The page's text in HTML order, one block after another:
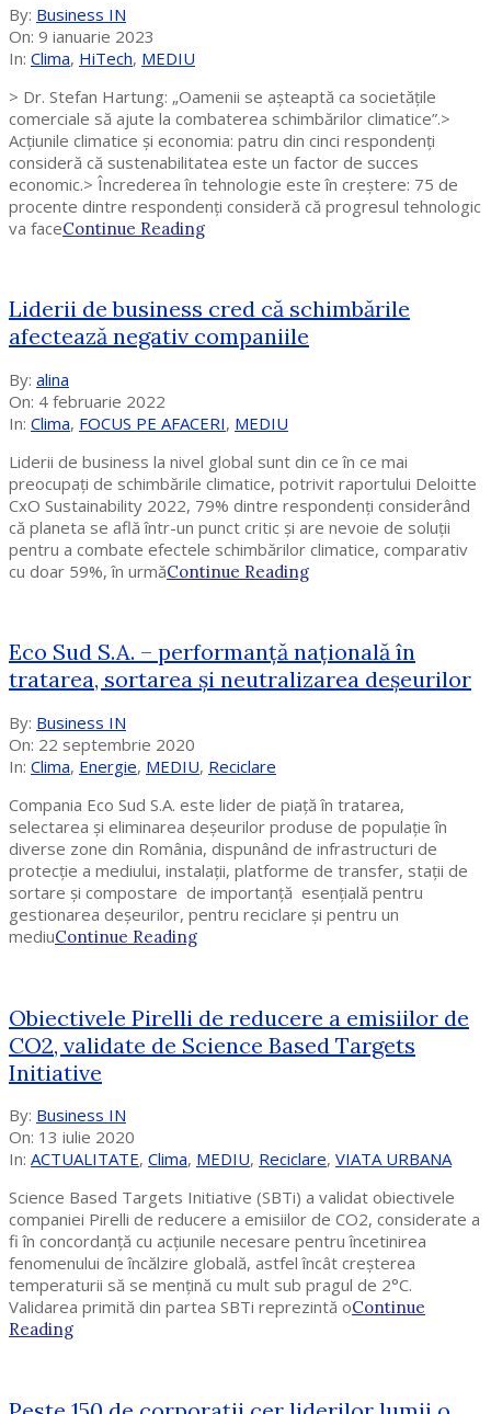
2023-
01-
09
By: Business IN
On: 9 ianuarie 2023
In: Clima, HiTech, MEDIU
> Dr. Stefan Hartung: „Oamenii se așteaptă ca societățile
comerciale să ajute la combaterea schimbărilor climatice”.>
Acțiunile climatice și economia: patru din cinci respondenți
consideră că sustenabilitatea este un factor de succes
economic.> Încrederea în tehnologie este în creștere: 75 de
procente dintre respondenți consideră că progresul tehnologic
va faceContinue Reading
Liderii de business cred că schimbările
afectează negativ companiile
2022-
02-
04
By: alina
On: 4 februarie 2022
In: Clima, FOCUS PE AFACERI, MEDIU
Liderii de business la nivel global sunt din ce în ce mai
preocupați de schimbările climatice, potrivit raportului Deloitte
CxO Sustainability 2022, 79% dintre respondenți considerând
că planeta se află într-un punct critic și are nevoie de soluții
pentru a combate efectele schimbărilor climatice, comparativ
cu doar 59%, în urmăContinue Reading
Eco Sud S.A. – performanță națională în
tratarea, sortarea și neutralizarea deșeurilor
2020-
09-
22
By: Business IN
On: 22 septembrie 2020
In: Clima, Energie, MEDIU, Reciclare
Compania Eco Sud S.A. este lider de piață în tratarea,
selectarea și eliminarea deșeurilor produse de populație în
diverse zone din România, dispunând de infrastructuri de
protecție a mediului, instalații, platforme de transfer, stații de
sortare și compostare de importanță esențială pentru
gestionarea deșeurilor, pentru reciclare și pentru un
mediuContinue Reading
Obiectivele Pirelli de reducere a emisiilor de
CO2, validate de Science Based Targets
Initiative
2020-
07-
13
By: Business IN
On: 13 iulie 2020
In: ACTUALITATE, Clima, MEDIU, Reciclare, VIATA URBANA
Science Based Targets Initiative (SBTi) a validat obiectivele
companiei Pirelli de reducere a emisiilor de CO2, considerate a
fi în concordanță cu acțiunile necesare pentru încetinirea
fenomenului de încălzire globală, astfel încât creșterea
temperaturii să se mențină cu mult sub pragul de 2°C.
Validarea primită din partea SBTi reprezintă oContinue
Reading